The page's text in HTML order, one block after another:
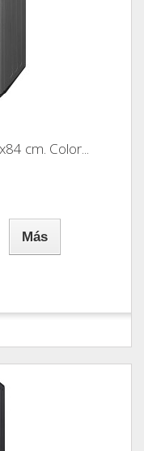
cm. Color...
Más